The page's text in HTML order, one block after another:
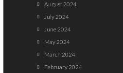
August 2024
July 2024
June 2024
May 2024
March 2024
February 2024